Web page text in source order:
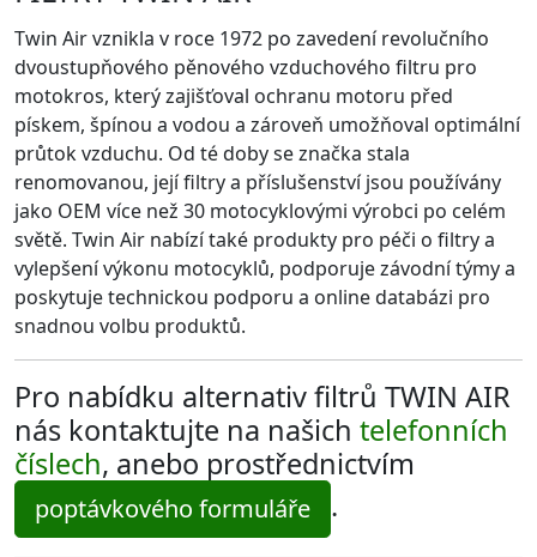
Twin Air vznikla v roce 1972 po zavedení revolučního
dvoustupňového pěnového vzduchového filtru pro
motokros, který zajišťoval ochranu motoru před
pískem, špínou a vodou a zároveň umožňoval optimální
průtok vzduchu. Od té doby se značka stala
renomovanou, její filtry a příslušenství jsou používány
jako OEM více než 30 motocyklovými výrobci po celém
světě. Twin Air nabízí také produkty pro péči o filtry a
vylepšení výkonu motocyklů, podporuje závodní týmy a
poskytuje technickou podporu a online databázi pro
snadnou volbu produktů.
Pro nabídku alternativ filtrů TWIN AIR
nás kontaktujte na našich telefonních
číslech, anebo prostřednictvím
poptávkového formuláře .